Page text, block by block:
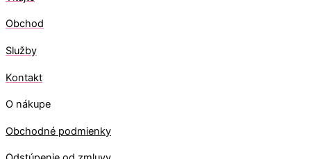
Obchod
Služby
Kontakt
O nákupe
Obchodné podmienky